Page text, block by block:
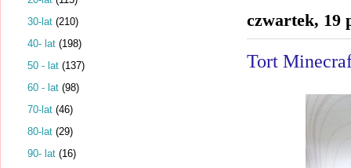
czwartek, 19
Tort
30-lat (210)
40- lat (198)
50 - lat (137)
60 - lat (98)
70-lat (46)
80-lat (29)
90- lat (16)